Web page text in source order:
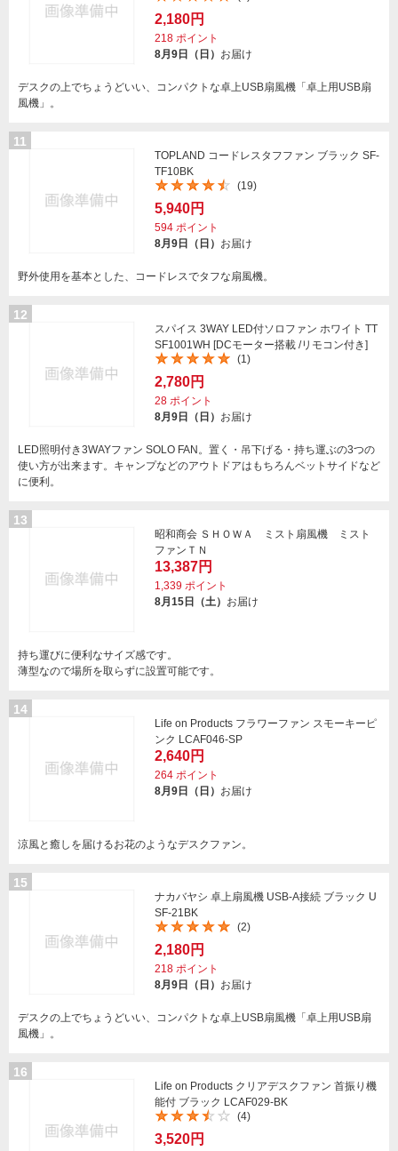
2,180円
218 ポイント
8月9日（日） お届け
デスクの上でちょうどいい、コンパクトな卓上USB扇風機「卓上用USB扇
風機」。
11
TOPLAND コードレスタフファン ブラック SF-
TF10BK
(19)
5,940円
594 ポイント
8月9日（日） お届け
野外使用を基本とした、コードレスでタフな扇風機。
12
スパイス 3WAY LED付ソロファン ホワイト TT
SF1001WH [DCモーター搭載 /リモコン付き]
(1)
2,780円
28 ポイント
8月9日（日） お届け
LED照明付き3WAYファン SOLO FAN。置く・吊下げる・持ち運ぶの3つの
使い方が出来ます。キャンプなどのアウトドアはもちろんベットサイドなど
に便利。
13
昭和商会 ＳＨＯＷＡ ミスト扇風機 ミスト
ファンＴＮ
13,387円
1,339 ポイント
8月15日（土） お届け
持ち運びに便利なサイズ感です。
薄型なので場所を取らずに設置可能です。
14
Life on Products フラワーファン スモーキーピ
ンク LCAF046-SP
2,640円
264 ポイント
8月9日（日） お届け
涼風と癒しを届けるお花のようなデスクファン。
15
ナカバヤシ 卓上扇風機 USB-A接続 ブラック U
SF-21BK
(2)
2,180円
218 ポイント
8月9日（日） お届け
デスクの上でちょうどいい、コンパクトな卓上USB扇風機「卓上用USB扇
風機」。
16
Life on Products クリアデスクファン 首振り機
能付 ブラック LCAF029-BK
(4)
3,520円